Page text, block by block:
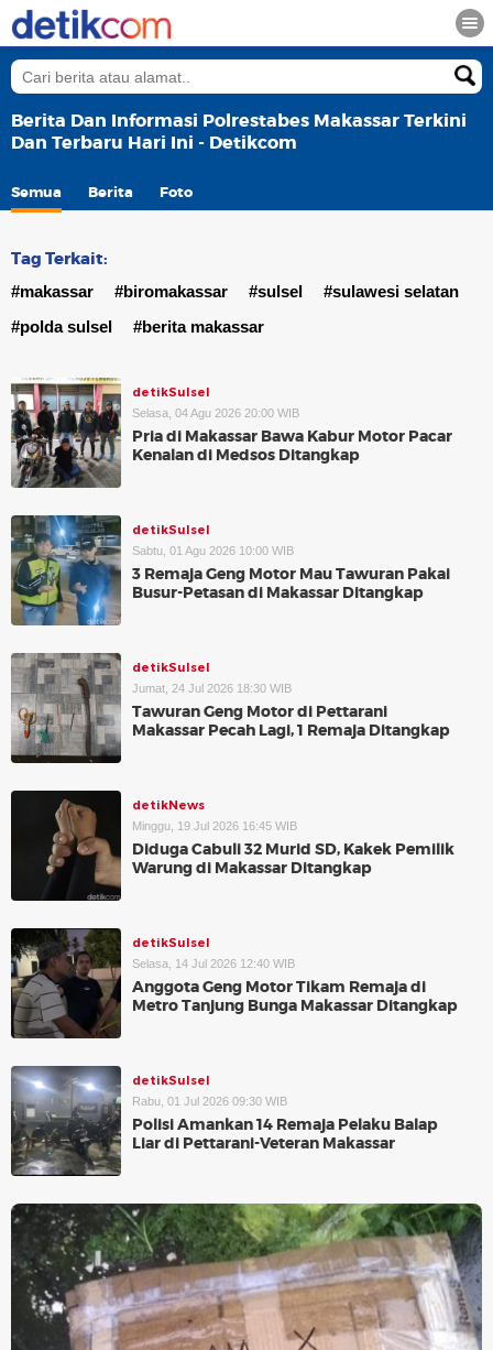
Berita Dan Informasi Polrestabes Makassar Terkini
Dan Terbaru Hari Ini - Detikcom
Semua Berita Foto
Tag Terkait:
#makassar #biromakassar #sulsel
#sulawesi selatan
#polda sulsel
#berita makassar
detikSulsel
Selasa, 04 Agu 2026 20:00 WIB
Pria di Makassar Bawa Kabur Motor Pacar
Kenalan di Medsos Ditangkap
detikSulsel
Sabtu, 01 Agu 2026 10:00 WIB
3 Remaja Geng Motor Mau Tawuran Pakai
Busur-Petasan di Makassar Ditangkap
detikSulsel
Jumat, 24 Jul 2026 18:30 WIB
Tawuran Geng Motor di Pettarani
Makassar Pecah Lagi, 1 Remaja Ditangkap
detikNews
Minggu, 19 Jul 2026 16:45 WIB
Diduga Cabuli 32 Murid SD, Kakek Pemilik
Warung di Makassar Ditangkap
detikSulsel
Selasa, 14 Jul 2026 12:40 WIB
Anggota Geng Motor Tikam Remaja di
Metro Tanjung Bunga Makassar Ditangkap
detikSulsel
Rabu, 01 Jul 2026 09:30 WIB
Polisi Amankan 14 Remaja Pelaku Balap
Liar di Pettarani-Veteran Makassar